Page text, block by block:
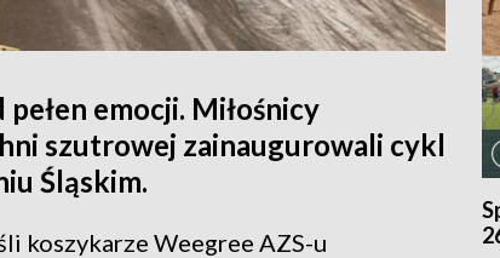
emocji. Miłośnicy
szutrowej zainaugurowali cykl
Śląskim.
koszykarze Weegree AZS-u